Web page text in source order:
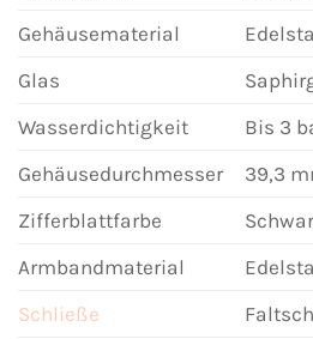
Gehäusematerial
Glas
Wasserdichtigkeit
Bis 3
Gehäusedurchmesser
39,3
Zifferblattfarbe
Armbandmaterial
Schließe